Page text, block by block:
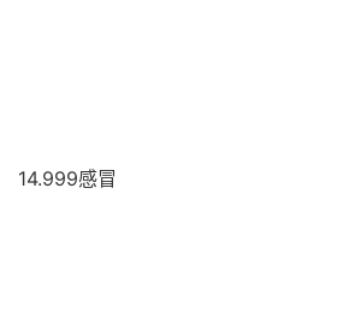
14.999感冒